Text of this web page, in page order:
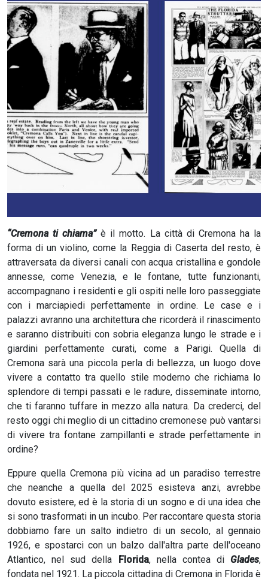
“Cremona ti chiama”è il motto. La città di Cremona ha la
forma di un violino, come la Reggia di Caserta del resto, è
attraversata da diversi canali con acqua cristallina e gondole
annesse, come Venezia, e le fontane, tutte funzionanti,
accompagnano i residenti e gli ospiti nelle loro passeggiate
con i marciapiedi perfettamente in ordine. Le case e i
palazzi avranno una architettura che ricorderà il rinascimento
e saranno distribuiti con sobria eleganza lungo le strade e i
giardini perfettamente curati, come a Parigi. Quella di
Cremona sarà una piccola perla di bellezza, un luogo dove
vivere a contatto tra quello stile moderno che richiama lo
splendore di tempi passati e le radure, disseminate intorno,
che ti faranno tuffare in mezzo alla natura. Da crederci, del
resto oggi chi meglio di un cittadino cremonese può vantarsi
di vivere tra fontane zampillanti e strade perfettamente in
ordine?
Eppure quella Cremona più vicina ad un paradiso terrestre
che neanche a quella del 2025 esisteva anzi, avrebbe
dovuto esistere, ed è la storia di un sogno e di una idea che
si sono trasformati in un incubo. Per raccontare questa storia
dobbiamo fare un salto indietro di un secolo, al gennaio
1926, e spostarci con un balzo dall'altra parte dell'oceano
Atlantico, nel sud della Florida, nella contea di Glades,
fondata nel 1921. La piccola cittadina di Cremona in Florida è